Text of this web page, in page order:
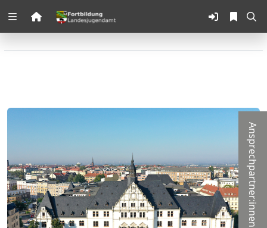
Zuklappen
Loading
Loading
Loading Ansprechpartner:innen